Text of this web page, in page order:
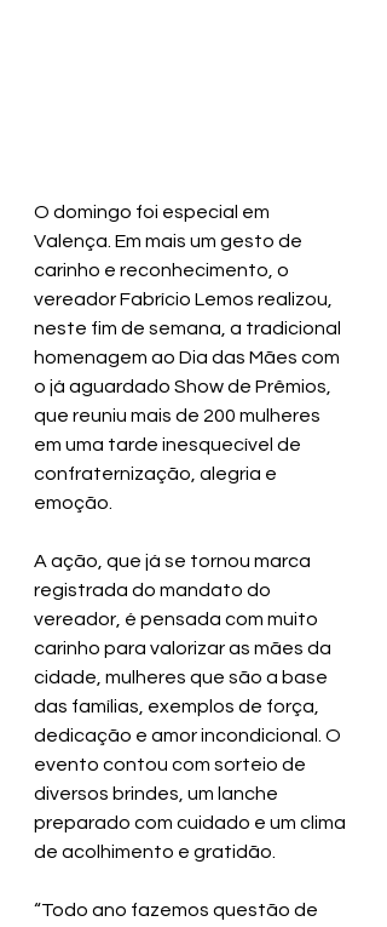
O domingo foi especial em
Valença. Em mais um gesto de
carinho e reconhecimento, o
vereador Fabrício Lemos realizou,
neste fim de semana, a tradicional
homenagem ao Dia das Mães com
o já aguardado Show de Prêmios,
que reuniu mais de 200 mulheres
em uma tarde inesquecível de
confraternização, alegria e
emoção.
A ação, que já se tornou marca
registrada do mandato do
vereador, é pensada com muito
carinho para valorizar as mães da
cidade, mulheres que são a base
das famílias, exemplos de força,
dedicação e amor incondicional. O
evento contou com sorteio de
diversos brindes, um lanche
preparado com cuidado e um clima
de acolhimento e gratidão.
“Todo ano fazemos questão de